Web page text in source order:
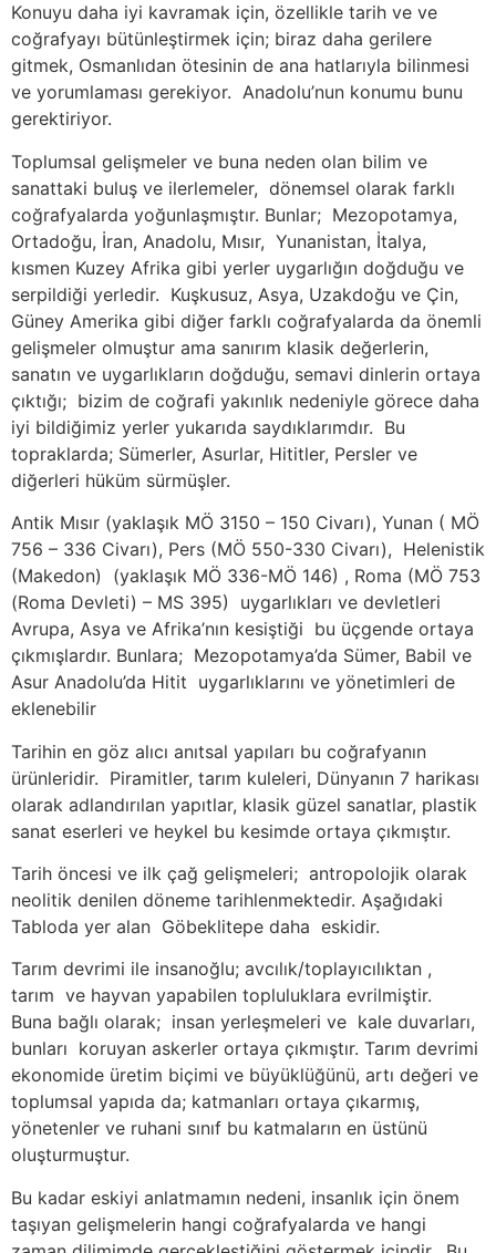
Konuyu daha iyi kavramak için, özellikle tarih ve ve
coğrafyayı bütünleştirmek için; biraz daha gerilere
gitmek, Osmanlıdan ötesinin de ana hatlarıyla bilinmesi
ve yorumlaması gerekiyor. Anadolu’nun konumu bunu
gerektiriyor.
Toplumsal gelişmeler ve buna neden olan bilim ve
sanattaki buluş ve ilerlemeler, dönemsel olarak farklı
coğrafyalarda yoğunlaşmıştır. Bunlar; Mezopotamya,
Ortadoğu, İran, Anadolu, Mısır, Yunanistan, İtalya,
kısmen Kuzey Afrika gibi yerler uygarlığın doğduğu ve
serpildiği yerledir. Kuşkusuz, Asya, Uzakdoğu ve Çin,
Güney Amerika gibi diğer farklı coğrafyalarda da önemli
gelişmeler olmuştur ama sanırım klasik değerlerin,
sanatın ve uygarlıkların doğduğu, semavi dinlerin ortaya
çıktığı; bizim de coğrafi yakınlık nedeniyle görece daha
iyi bildiğimiz yerler yukarıda saydıklarımdır. Bu
topraklarda; Sümerler, Asurlar, Hititler, Persler ve
diğerleri hüküm sürmüşler.
Antik Mısır (yaklaşık MÖ 3150 – 150 Civarı), Yunan ( MÖ
756 – 336 Civarı), Pers (MÖ 550-330 Civarı), Helenistik
(Makedon) (yaklaşık MÖ 336-MÖ 146) , Roma (MÖ 753
(Roma Devleti) – MS 395) uygarlıkları ve devletleri
Avrupa, Asya ve Afrika’nın kesiştiği bu üçgende ortaya
çıkmışlardır. Bunlara; Mezopotamya’da Sümer, Babil ve
Asur Anadolu’da Hitit uygarlıklarını ve yönetimleri de
eklenebilir
Tarihin en göz alıcı anıtsal yapıları bu coğrafyanın
ürünleridir. Piramitler, tarım kuleleri, Dünyanın 7 harikası
olarak adlandırılan yapıtlar, klasik güzel sanatlar, plastik
sanat eserleri ve heykel bu kesimde ortaya çıkmıştır.
Tarih öncesi ve ilk çağ gelişmeleri; antropolojik olarak
neolitik denilen döneme tarihlenmektedir. Aşağıdaki
Tabloda yer alan Göbeklitepe daha eskidir.
Tarım devrimi ile insanoğlu; avcılık/toplayıcılıktan ,
tarım ve hayvan yapabilen topluluklara evrilmiştir.
Buna bağlı olarak; insan yerleşmeleri ve kale duvarları,
bunları koruyan askerler ortaya çıkmıştır. Tarım devrimi
ekonomide üretim biçimi ve büyüklüğünü, artı değeri ve
toplumsal yapıda da; katmanları ortaya çıkarmış,
yönetenler ve ruhani sınıf bu katmaların en üstünü
oluşturmuştur.
Bu kadar eskiyi anlatmamın nedeni, insanlık için önem
taşıyan gelişmelerin hangi coğrafyalarda ve hangi